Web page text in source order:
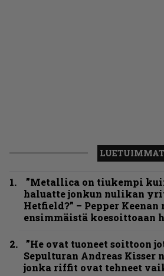
LUETUIMMAT
”Metallica on tiukempi
haluatte jonkun nulikan
Hetfield?” – Pepper
ensimmäistä koesoittoaan
”He ovat tuoneet soittoon
Sepulturan Andreas Kisser
jonka riffit ovat tehneet